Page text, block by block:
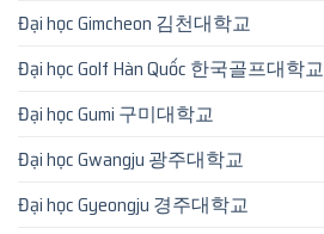
Đại học Gimcheon 김천대학교
Đại học Golf Hàn Quốc 한국골프대학교
Đại học Gumi 구미대학교
Đại học Gwangju 광주대학교
Đại học Gyeongju 경주대학교